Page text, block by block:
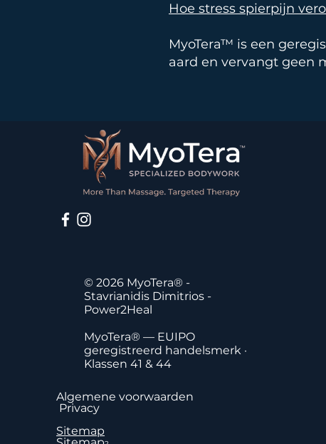
Hoe stress spierpijn
MyoTera™ is een
aard en vervangt geen
© 2026 MyoTera® -
Stavrianidis Dimitrios -
Power2Heal
MyoTera® — EUIPO
geregistreerd handelsmerk ·
Klassen 41 & 44
Algemene voorwaarden
Privacy
Sitemap